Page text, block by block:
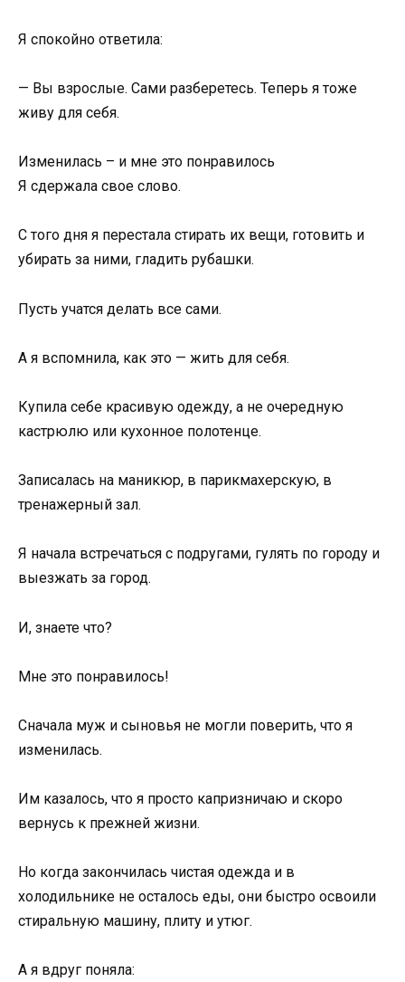
Я спокойно ответила:
— Вы взрослые. Сами разберетесь. Теперь я тоже
живу для себя.
Изменилась – и мне это понравилось
Я сдержала свое слово.
С того дня я перестала стирать их вещи, готовить и
убирать за ними, гладить рубашки.
Пусть учатся делать все сами.
А я вспомнила, как это — жить для себя.
Купила себе красивую одежду, а не очередную
кастрюлю или кухонное полотенце.
Записалась на маникюр, в парикмахерскую, в
тренажерный зал.
Я начала встречаться с подругами, гулять по городу и
выезжать за город.
И, знаете что?
Мне это понравилось!
Сначала муж и сыновья не могли поверить, что я
изменилась.
Им казалось, что я просто капризничаю и скоро
вернусь к прежней жизни.
Но когда закончилась чистая одежда и в
холодильнике не осталось еды, они быстро освоили
стиральную машину, плиту и утюг.
А я вдруг поняла: